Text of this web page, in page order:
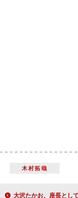
木村拓哉
大沢たかお、座長としてスタッフを慰労 「厳しくぶつかり合